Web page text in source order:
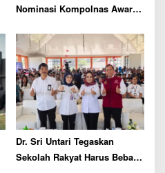
Nominasi Kompolnas Awards
Dr. Sri Untari Tegaskan
Sekolah Rakyat Harus Bebas